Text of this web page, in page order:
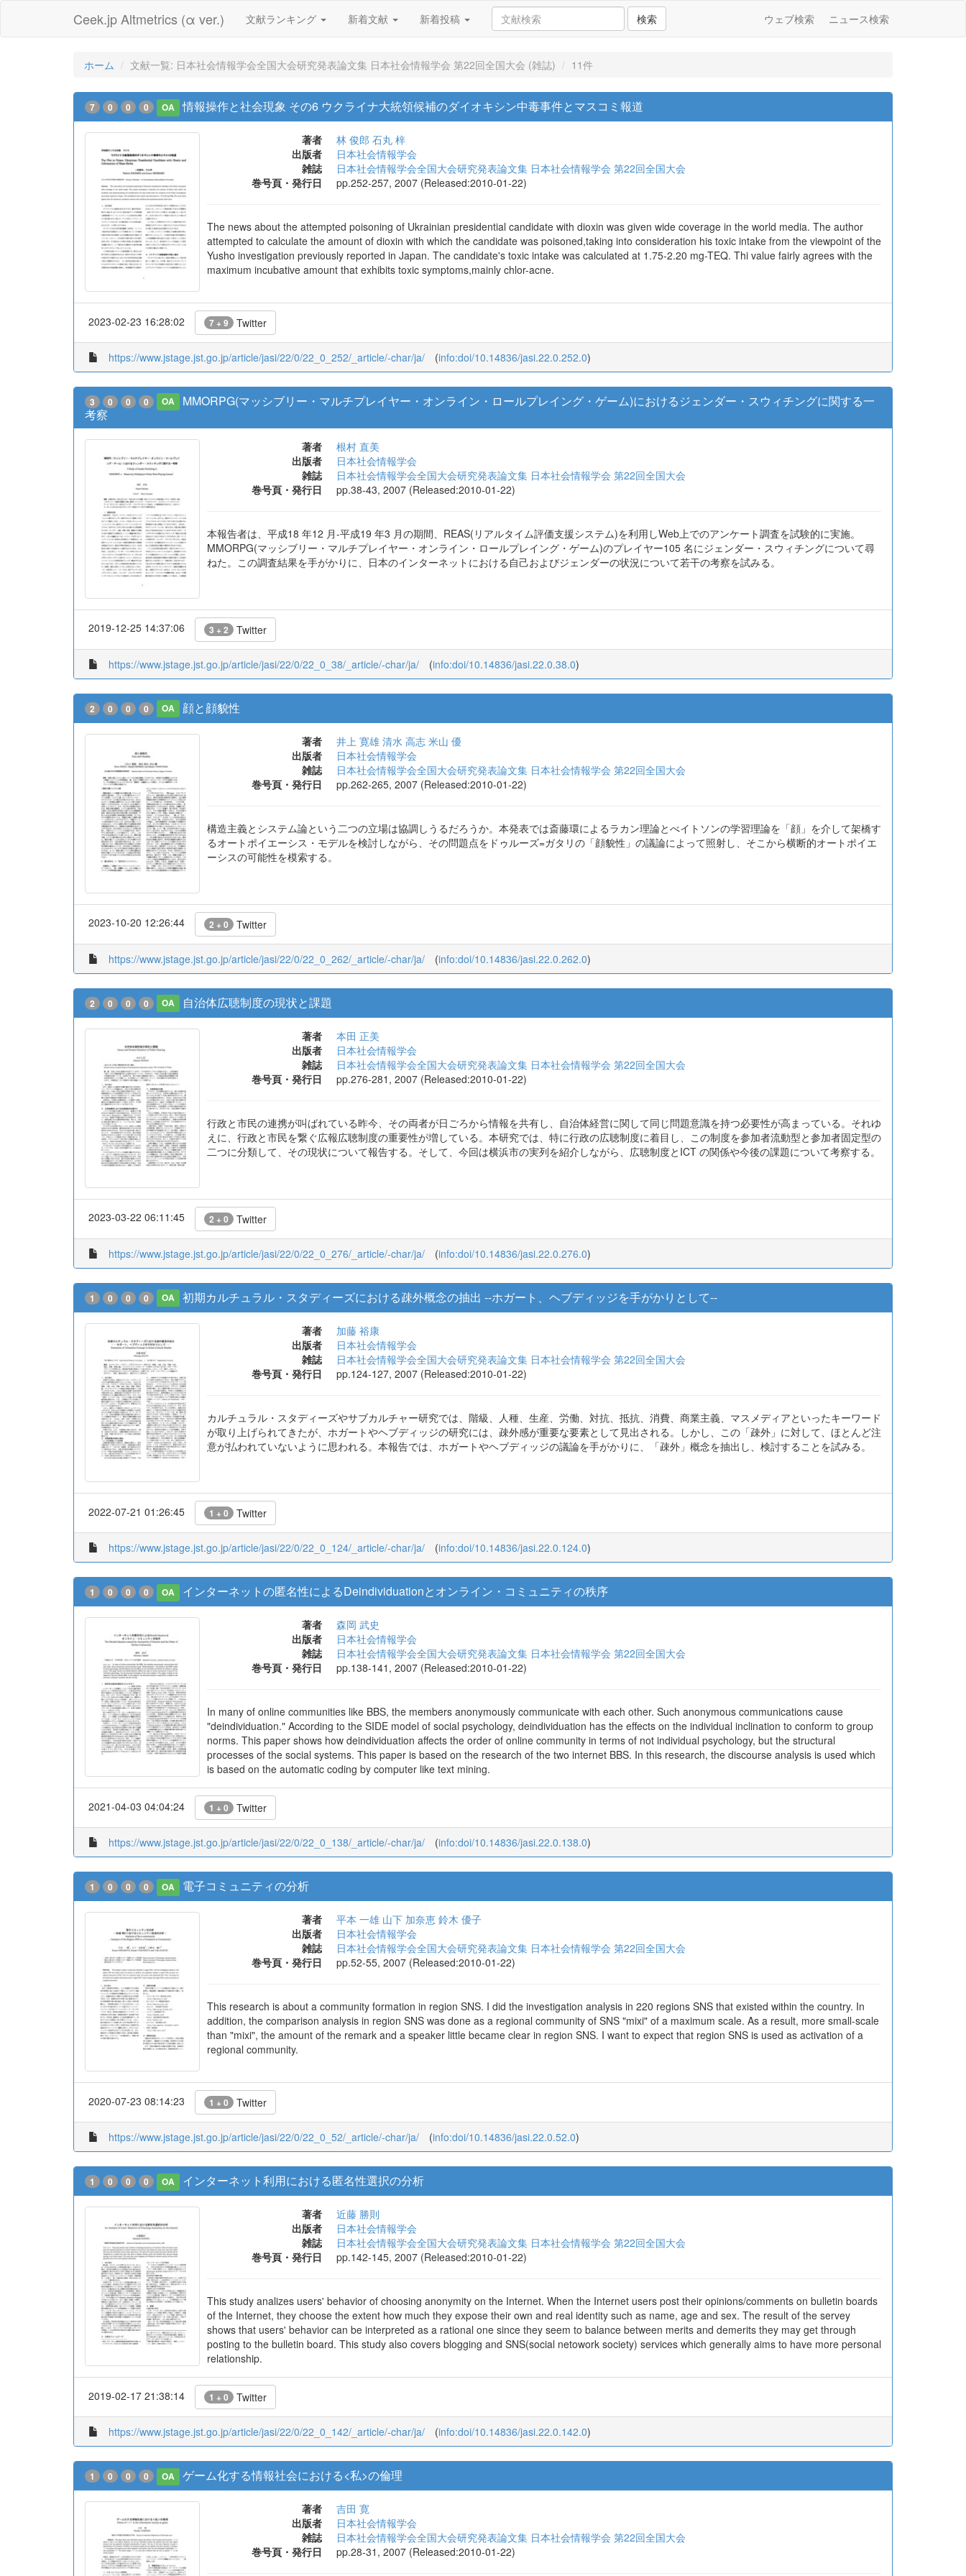
Ceek.jp Altmetrics (α ver.) 文献ランキング 新着文献 新着投稿 検索 ウェブ検索 ニュース検索
ホーム 文献一覧: 日本社会情報学会全国大会研究発表論文集 日本社会情報学会 第22回全国大会 (雑誌) 11件
7 0 0 0 OA 情報操作と社会現象 その6 ウクライナ大統領候補のダイオキシン中毒事件とマスコミ報道
著者 林 俊郎 石丸 梓
出版者
日本社会情報学会
雑誌
日本社会情報学会全国大会研究発表論文集 日本社会情報学会 第22回全国大会
巻号頁・発行日
pp.252-257, 2007 (Released:2010-01-22)
The news about the attempted poisoning of Ukrainian presidential candidate with dioxin was given wide coverage in the world media. The author
attempted to calculate the amount of dioxin with which the candidate was poisoned,taking into consideration his toxic intake from the viewpoint of the
Yusho investigation previously reported in Japan. The candidate's toxic intake was calculated at 1.75-2.20 mg-TEQ. Thi value fairly agrees with the
maximum incubative amount that exhibits toxic symptoms,mainly chlor-acne.
2023-02-23 16:28:02 7 + 9 Twitter
https://www.jstage.jst.go.jp/article/jasi/22/0/22_0_252/_article/-char/ja/ (info:doi/10.14836/jasi.22.0.252.0)
3 0 0 0 OA
MMORPG(マッシブリー・マルチプレイヤー・オンライン・ロールプレイング・ゲーム)におけるジェンダー・スウィチングに関する一
考察
著者
根村 直美
出版者
日本社会情報学会
雑誌
日本社会情報学会全国大会研究発表論文集 日本社会情報学会 第22回全国大会
巻号頁・発行日
pp.38-43, 2007 (Released:2010-01-22)
本報告者は、平成18 年12 月-平成19 年3 月の期間、REAS(リアルタイム評価支援システム)を利用しWeb上でのアンケート調査を試験的に実施。
MMORPG(マッシブリー・マルチプレイヤー・オンライン・ロールプレイング・ゲーム)のプレイヤー105 名にジェンダー・スウィチングについて尋
ねた。この調査結果を手がかりに、日本のインターネットにおける自己およびジェンダーの状況について若干の考察を試みる。
2019-12-25 14:37:06 3 + 2 Twitter
https://www.jstage.jst.go.jp/article/jasi/22/0/22_0_38/_article/-char/ja/ (info:doi/10.14836/jasi.22.0.38.0)
2 0 0 0 OA 顔と顔貌性
著者 井上 寛雄 清水 高志 米山 優
出版者
日本社会情報学会
雑誌
日本社会情報学会全国大会研究発表論文集 日本社会情報学会 第22回全国大会
巻号頁・発行日
pp.262-265, 2007 (Released:2010-01-22)
構造主義とシステム論という二つの立場は協調しうるだろうか。本発表では斎藤環によるラカン理論とべイトソンの学習理論を「顔」を介して架橋す
るオートポイエーシス・モデルを検討しながら、その問題点をドゥルーズ=ガタリの「顔貌性」の議論によって照射し、そこから横断的オートポイエ
ーシスの可能性を模索する。
2023-10-20 12:26:44 2 + 0 Twitter
https://www.jstage.jst.go.jp/article/jasi/22/0/22_0_262/_article/-char/ja/ (info:doi/10.14836/jasi.22.0.262.0)
2 0 0 0 OA 自治体広聴制度の現状と課題
著者
本田 正美
出版者
日本社会情報学会
雑誌
日本社会情報学会全国大会研究発表論文集 日本社会情報学会 第22回全国大会
巻号頁・発行日
pp.276-281, 2007 (Released:2010-01-22)
行政と市民の連携が叫ばれている昨今、その両者が日ごろから情報を共有し、自治体経営に関して同じ問題意識を持つ必要性が高まっている。それゆ
えに、行政と市民を繋ぐ広報広聴制度の重要性が増している。本研究では、特に行政の広聴制度に着目し、この制度を参加者流動型と参加者固定型の
二つに分類して、その現状について報告する。そして、今回は横浜市の実列を紹介しながら、広聴制度とICT の関係や今後の課題について考察する。
2023-03-22 06:11:45 2 + 0 Twitter
https://www.jstage.jst.go.jp/article/jasi/22/0/22_0_276/_article/-char/ja/ (info:doi/10.14836/jasi.22.0.276.0)
1 0 0 0 OA 初期カルチュラル・スタディーズにおける疎外概念の抽出 --ホガート、ヘブディッジを手がかりとして--
著者
加藤 裕康
出版者
日本社会情報学会
雑誌
日本社会情報学会全国大会研究発表論文集 日本社会情報学会 第22回全国大会
巻号頁・発行日
pp.124-127, 2007 (Released:2010-01-22)
カルチュラル・スタディーズやサブカルチャー研究では、階級、人種、生産、労働、対抗、抵抗、消費、商業主義、マスメディアといったキーワード
が取り上げられてきたが、ホガートやヘブディッジの研究には、疎外感が重要な要素として見出される。しかし、この「疎外」に対して、ほとんど注
意が払われていないように思われる。本報告では、ホガートやヘブディッジの議論を手がかりに、「疎外」概念を抽出し、検討することを試みる。
2022-07-21 01:26:45 1 + 0 Twitter
https://www.jstage.jst.go.jp/article/jasi/22/0/22_0_124/_article/-char/ja/ (info:doi/10.14836/jasi.22.0.124.0)
1 0 0 0 OA インターネットの匿名性によるDeindividuationとオンライン・コミュニティの秩序
著者
森岡 武史
出版者
日本社会情報学会
雑誌
日本社会情報学会全国大会研究発表論文集 日本社会情報学会 第22回全国大会
巻号頁・発行日
pp.138-141, 2007 (Released:2010-01-22)
In many of online communities like BBS, the members anonymously communicate with each other. Such anonymous communications cause
"deindividuation." According to the SIDE model of social psychology, deindividuation has the effects on the individual inclination to conform to group
norms. This paper shows how deindividuation affects the order of online community in terms of not individual psychology, but the structural
processes of the social systems. This paper is based on the research of the two internet BBS. In this research, the discourse analysis is used which
is based on the automatic coding by computer like text mining.
2021-04-03 04:04:24 1 + 0 Twitter
https://www.jstage.jst.go.jp/article/jasi/22/0/22_0_138/_article/-char/ja/ (info:doi/10.14836/jasi.22.0.138.0)
1 0 0 0 OA 電子コミュニティの分析
著者 平本 一雄 山下 加奈恵 鈴木 優子
出版者
日本社会情報学会
雑誌
日本社会情報学会全国大会研究発表論文集 日本社会情報学会 第22回全国大会
巻号頁・発行日
pp.52-55, 2007 (Released:2010-01-22)
This research is about a community formation in region SNS. I did the investigation analysis in 220 regions SNS that existed within the country. In
addition, the comparison analysis in region SNS was done as a regional community of SNS "mixi" of a maximum scale. As a result, more small-scale
than "mixi", the amount of the remark and a speaker little became clear in region SNS. I want to expect that region SNS is used as activation of a
regional community.
2020-07-23 08:14:23 1 + 0 Twitter
https://www.jstage.jst.go.jp/article/jasi/22/0/22_0_52/_article/-char/ja/ (info:doi/10.14836/jasi.22.0.52.0)
1 0 0 0 OA インターネット利用における匿名性選択の分析
著者
近藤 勝則
出版者
日本社会情報学会
雑誌
日本社会情報学会全国大会研究発表論文集 日本社会情報学会 第22回全国大会
巻号頁・発行日
pp.142-145, 2007 (Released:2010-01-22)
This study analizes users' behavior of choosing anonymity on the Internet. When the Internet users post their opinions/comments on bulletin boards
of the Internet, they choose the extent how much they expose their own and real identity such as name, age and sex. The result of the servey
shows that users' behavior can be interpreted as a rational one since they seem to balance between merits and demerits they may get through
posting to the bulletin board. This study also covers blogging and SNS(social netowork society) services which generally aims to have more personal
relationship.
2019-02-17 21:38:14 1 + 0 Twitter
https://www.jstage.jst.go.jp/article/jasi/22/0/22_0_142/_article/-char/ja/ (info:doi/10.14836/jasi.22.0.142.0)
1 0 0 0 OA ゲーム化する情報社会における<私>の倫理
著者
吉田 寛
出版者
日本社会情報学会
雑誌
日本社会情報学会全国大会研究発表論文集 日本社会情報学会 第22回全国大会
巻号頁・発行日
pp.28-31, 2007 (Released:2010-01-22)